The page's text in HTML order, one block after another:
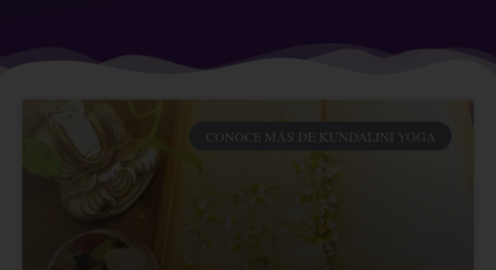
CONOCE MÁS DE KUNDALINI YOGA